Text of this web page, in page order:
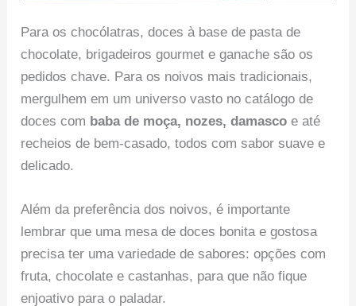
Para os chocólatras, doces à base de pasta de
chocolate, brigadeiros gourmet e ganache são os
pedidos chave. Para os noivos mais tradicionais,
mergulhem em um universo vasto no catálogo de
doces com baba de moça, nozes, damasco e até
recheios de bem-casado, todos com sabor suave e
delicado.
Além da preferência dos noivos, é importante
lembrar que uma mesa de doces bonita e gostosa
precisa ter uma variedade de sabores: opções com
fruta, chocolate e castanhas, para que não fique
enjoativo para o paladar.